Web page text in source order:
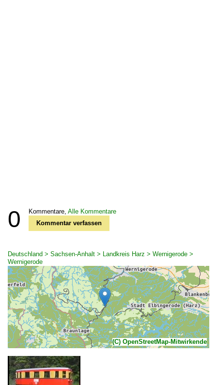
0 Kommentare, Alle Kommentare
Kommentar verfassen
Deutschland > Sachsen-Anhalt > Landkreis Harz > Wernigerode >
Wernigerode
(C) OpenStreetMap-Mitwirkende